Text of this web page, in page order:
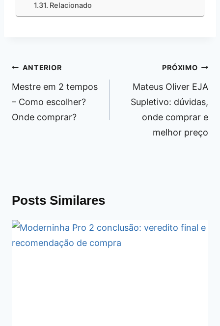
Relacionado
Navegação
de
Post
ANTERIOR
Mestre em 2 tempos
– Como escolher?
Onde comprar?
PRÓXIMO
Mateus Oliver EJA
Supletivo: dúvidas,
onde comprar e
melhor preço
Posts Similares